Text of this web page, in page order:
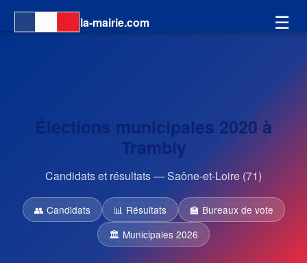
la-mairie.com ☰
Élections municipales 2020 à
Trambly
Candidats et résultats — Saône-et-Loire (71)
👥 Candidats 📊 Résultats
🏫 Bureaux de vote
🏛 Municipales 2026